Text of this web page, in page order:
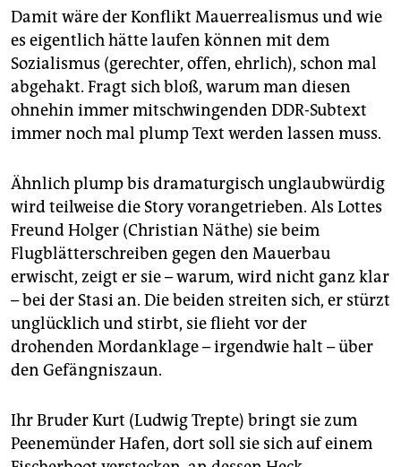
Damit wäre der Konflikt Mauerrealismus und wie
es eigentlich hätte laufen können mit dem
Sozialismus (gerechter, offen, ehrlich), schon mal
abgehakt. Fragt sich bloß, warum man diesen
ohnehin immer mitschwingenden DDR-Subtext
immer noch mal plump Text werden lassen muss.
Ähnlich plump bis dramaturgisch unglaubwürdig
wird teilweise die Story vorangetrieben. Als Lottes
Freund Holger (Christian Näthe) sie beim
Flugblätterschreiben gegen den Mauerbau
erwischt, zeigt er sie – warum, wird nicht ganz klar
– bei der Stasi an. Die beiden streiten sich, er stürzt
unglücklich und stirbt, sie flieht vor der
drohenden Mordanklage – irgendwie halt – über
den Gefängniszaun.
Ihr Bruder Kurt (Ludwig Trepte) bringt sie zum
Peenemünder Hafen, dort soll sie sich auf einem